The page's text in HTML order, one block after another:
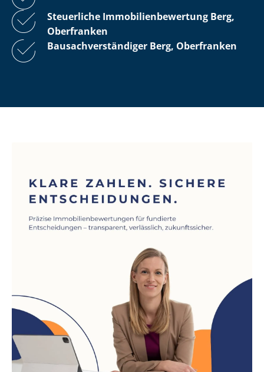
Steuerliche Im­mo­bi­li­en­be­wer­tung Berg,
Oberfranken
Bau­sach­ver­stän­di­ger Berg, Oberfranken